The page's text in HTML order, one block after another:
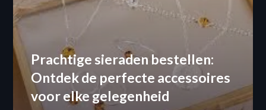
Prachtige sieraden bestellen:
Ontdek de perfecte accessoires
voor elke gelegenheid